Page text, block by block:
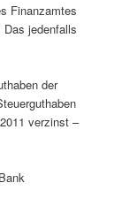
Finanzamtes
jedenfalls
der
verzinst –